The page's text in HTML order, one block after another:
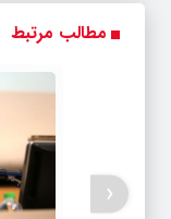
مطالب مرتبط
‹